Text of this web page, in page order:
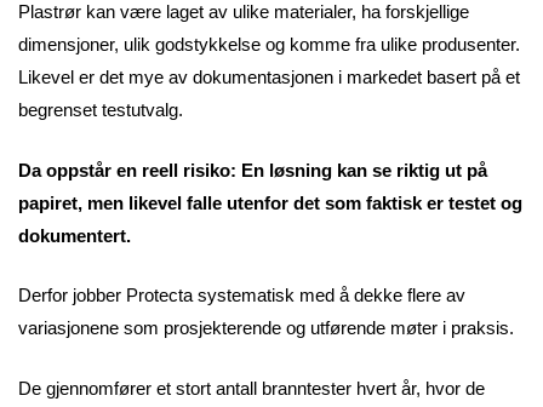
Plastrør kan være laget av ulike materialer, ha forskjellige
dimensjoner, ulik godstykkelse og komme fra ulike produsenter.
Likevel er det mye av dokumentasjonen i markedet basert på et
begrenset testutvalg.
Da oppstår en reell risiko: En løsning kan se riktig ut på
papiret, men likevel falle utenfor det som faktisk er testet og
dokumentert.
Derfor jobber Protecta systematisk med å dekke flere av
variasjonene som prosjekterende og utførende møter i praksis.
De gjennomfører et stort antall branntester hvert år, hvor de